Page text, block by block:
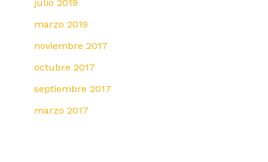
julio 2019
marzo 2019
noviembre 2017
octubre 2017
septiembre 2017
marzo 2017